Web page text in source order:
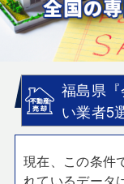
福島県
い業者5
現在、この条件